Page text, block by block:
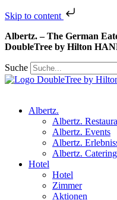
Skip to content
Albertz. – The German
DoubleTree by Hilton
Suche
Albertz.
Albertz.
Albertz. Events
Albertz.
Albertz. Catering
Hotel
Hotel
Zimmer
Aktionen